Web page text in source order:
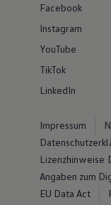
Facebook
Instagram
YouTube
TikTok
LinkedIn
Impressum
Lizenzhinweise
Angaben zum
EU Data Act